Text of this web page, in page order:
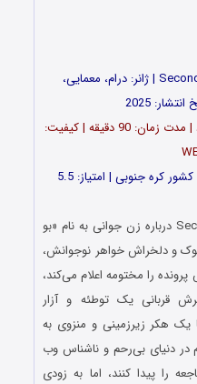
– Second Sister | ژانر: درام، معمایی،
2025
زبان: کره‌ای | زیرنویس فارسی: دارد | مدت زمان: 90 دقیقه | کیفیت:
کره جنوبی | امتیاز: 5.5
فیلم خواهر دوم Second Sister 2025 درباره زن جوانی به نام «بو
و دلخراش خواهر نوجوانش،
را مختومه اعلام می‌کند،
قربانی یک توطئه و آزار
یک هکر زیرزمینی و منزوی به
در دنیای بی‌رحم و ناشناس وب
را پیدا کنند، اما به زودی